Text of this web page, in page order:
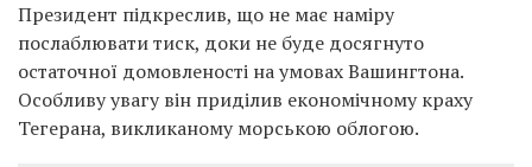
Президент підкреслив, що не має наміру
послаблювати тиск, доки не буде досягнуто
остаточної домовленості на умовах Вашингтона.
Особливу увагу він приділив економічному краху
Тегерана, викликаному морською облогою.